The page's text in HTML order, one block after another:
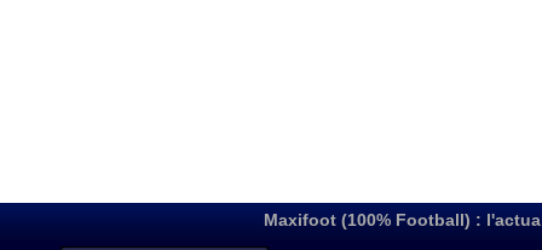
Maxifoot (100% Football) :